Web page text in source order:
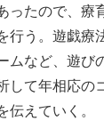
ったので、療
行う。遊戯療
ムなど、遊び
して年相応の
伝えていく。